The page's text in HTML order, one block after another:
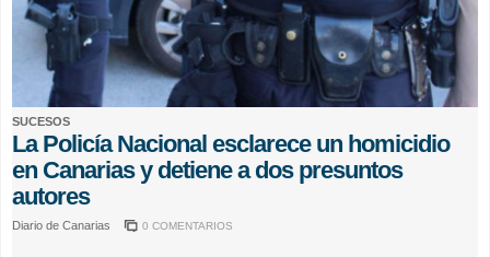
SUCESOS
La Policía Nacional esclarece un homicidio
en Canarias y detiene a dos presuntos
autores
Diario de Canarias 0 COMENTARIOS